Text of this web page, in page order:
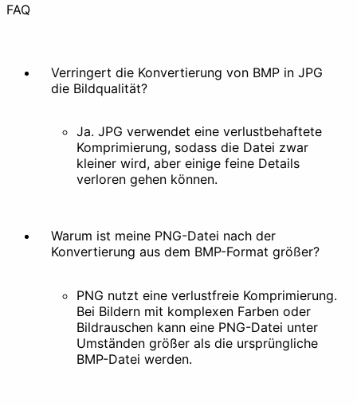
Verschönern
Filter Stilisieren
Hintergrund entfernen
FAQ
Verringert die Konvertierung von BMP in JPG
die Bildqualität?
Ja. JPG verwendet eine verlustbehaftete
Komprimierung, sodass die Datei zwar
kleiner wird, aber einige feine Details
verloren gehen können.
Warum ist meine PNG-Datei nach der
Konvertierung aus dem BMP-Format größer?
PNG nutzt eine verlustfreie Komprimierung.
Bei Bildern mit komplexen Farben oder
Bildrauschen kann eine PNG-Datei unter
Umständen größer als die ursprüngliche
BMP-Datei werden.